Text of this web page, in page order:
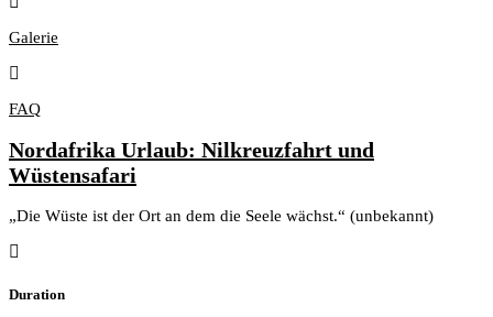
Galerie
FAQ
Nordafrika Urlaub: Nilkreuzfahrt und
Wüstensafari
„Die Wüste ist der Ort an dem die Seele wächst.“ (unbekannt)
Duration